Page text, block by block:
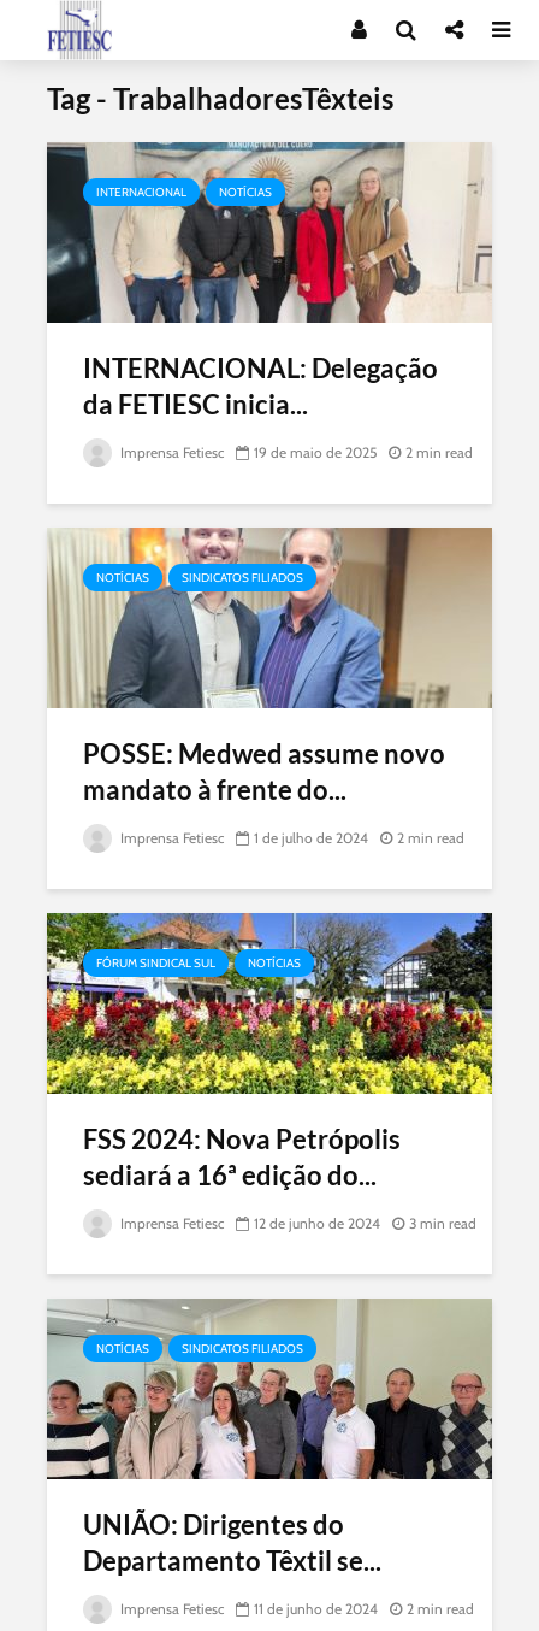
Tag - TrabalhadoresTêxteis
INTERNACIONAL NOTÍCIAS
INTERNACIONAL: Delegação
da FETIESC inicia...
Imprensa Fetiesc 19 de maio de 2025 2 min read
NOTÍCIAS SINDICATOS FILIADOS
POSSE: Medwed assume novo
mandato à frente do...
Imprensa Fetiesc 1 de julho de 2024 2 min read
FÓRUM SINDICAL SUL NOTÍCIAS
FSS 2024: Nova Petrópolis
sediará a 16ª edição do...
Imprensa Fetiesc 12 de junho de 2024 3 min read
NOTÍCIAS SINDICATOS FILIADOS
UNIÃO: Dirigentes do
Departamento Têxtil se...
Imprensa Fetiesc 11 de junho de 2024 2 min read